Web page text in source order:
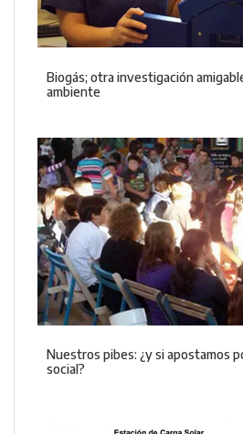
Biogás; otra investigación
ambiente
Nuestros pibes: ¿y si apostamos
social?